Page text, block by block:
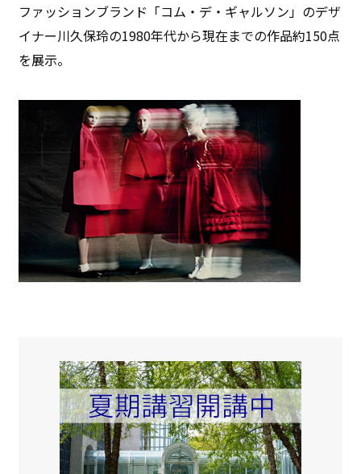
ファッションブランド「コム・デ・ギャルソン」のデザ
イナー川久保玲の1980年代から現在までの作品約150点
を展示。